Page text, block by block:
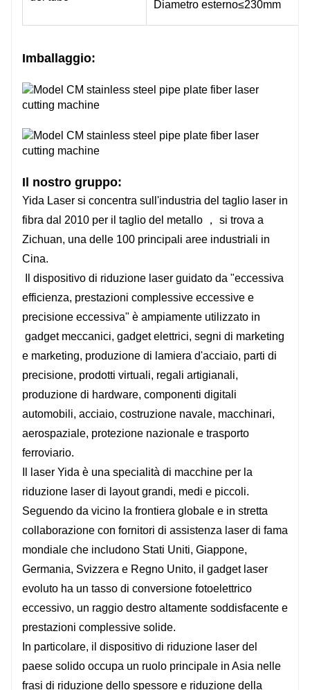
Diametro esterno≤230mm
Imballaggio:
Il nostro gruppo:
Yida Laser si concentra sull'industria del taglio laser in
fibra dal 2010 per il taglio del metallo ， si trova a
Zichuan, una delle 100 principali aree industriali in
Cina.
Il dispositivo di riduzione laser guidato da "eccessiva
efficienza, prestazioni complessive eccessive e
precisione eccessiva" è ampiamente utilizzato in
gadget meccanici, gadget elettrici, segni di marketing
e marketing, produzione di lamiera d'acciaio, parti di
precisione, prodotti virtuali, regali artigianali,
produzione di hardware, componenti digitali
automobili, acciaio, costruzione navale, macchinari,
aerospaziale, protezione nazionale e trasporto
ferroviario.
Il laser Yida è una specialità di macchine per la
riduzione laser di layout grandi, medi e piccoli.
Seguendo da vicino la frontiera globale e in stretta
collaborazione con fornitori di assistenza laser di fama
mondiale che includono Stati Uniti, Giappone,
Germania, Svizzera e Regno Unito, il gadget laser
evoluto ha un tasso di conversione fotoelettrico
eccessivo, un raggio destro altamente soddisfacente e
prestazioni complessive solide.
In particolare, il dispositivo di riduzione laser del
paese solido occupa un ruolo principale in Asia nelle
frasi di riduzione dello spessore e riduzione della